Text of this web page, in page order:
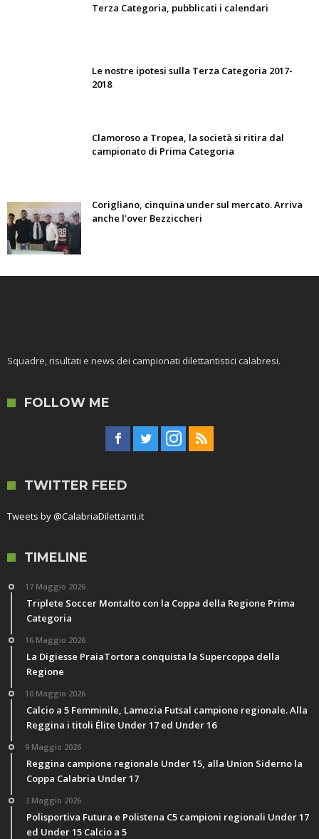
Terza Categoria, pubblicati i calendari
Le nostre ipotesi sulla Terza Categoria 2017-
2018
Clamoroso a Tropea, la società si ritira dal
campionato di Prima Categoria
Corigliano, cinquina under sul mercato. Arriva
anche l’over Bezziccheri
Squadre, risultati e news dei campionati dilettantistici calabresi.
FOLLOW ME
TWITTER FEED
Tweets by @CalabriaDilettanti.it
TIMELINE
17 Maggio 2026
Triplete Soccer Montalto con la Coppa della Regione Prima
Categoria
16 Maggio 2026
La Digiesse PraiaTortora conquista la Supercoppa della
Regione
10 Maggio 2026
Calcio a 5 Femminile, Lamezia Futsal campione regionale. Alla
Reggina i titoli Élite Under 17 ed Under 16
9 Maggio 2026
Reggina campione regionale Under 15, alla Union Siderno la
Coppa Calabria Under 17
3 Maggio 2026
Polisportiva Futura e Polistena C5 campioni regionali Under 17
ed Under 15 Calcio a 5